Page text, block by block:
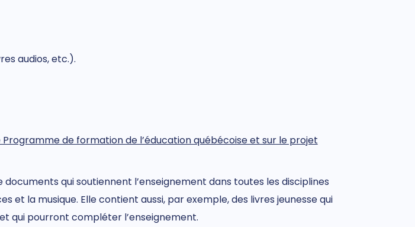
audios, etc.).
de formation de l’éducation québécoise et sur le projet
qui soutiennent l’enseignement dans toutes les disciplines
et la musique. Elle contient aussi, par exemple, des livres jeunesse qui
qui pourront compléter l’enseignement.